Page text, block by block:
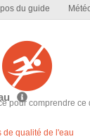
du guide
pour comprendre ce
de qualité de l'eau